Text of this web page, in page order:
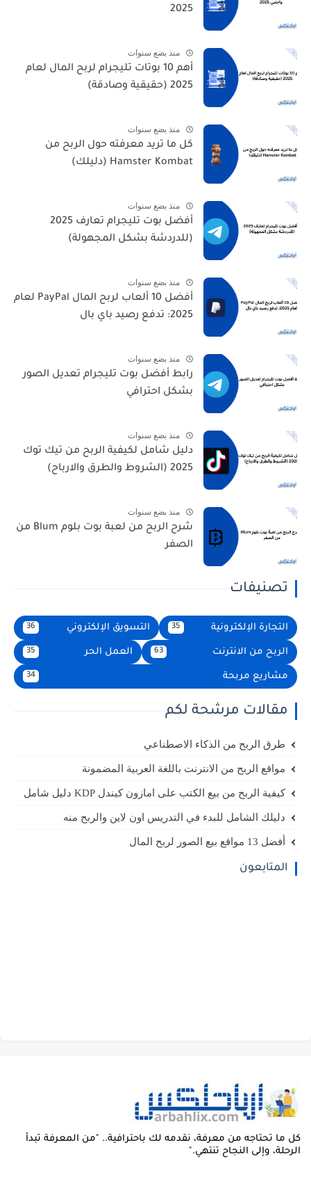
2025
منذ بضع سنوات
أهم 10 بوتات تليجرام لربح المال لعام
2025 (حقيقية وصادقة)
منذ بضع سنوات
كل ما تريد معرفته حول الربح من
Hamster Kombat (دليلك)
منذ بضع سنوات
أفضل بوت تليجرام تعارف 2025
(للدردشة بشكل المجهولة)
منذ بضع سنوات
أفضل 10 ألعاب لربح المال PayPal لعام
2025: تدفع رصيد باي بال
منذ بضع سنوات
رابط أفضل بوت تليجرام تعديل الصور
بشكل احترافي
منذ بضع سنوات
دليل شامل لكيفية الربح من تيك توك
2025 (الشروط والطرق والارباح)
منذ بضع سنوات
شرح الربح من لعبة بوت بلوم Blum من
الصفر
تصنيفات
التجارة الإلكترونية التسويق الإلكتروني
الربح من الانترنت العمل الحر
مشاريع مربحة
مقالات مرشحة لكم
طرق الربح من الذكاء الاصطناعي
مواقع الربح من الانترنت باللغة العربية المضمونة
كيفية الربح من بيع الكتب على امازون كيندل KDP دليل شامل
دليلك الشامل للبدء في التدريس اون لاين والربح منه
أفضل 13 مواقع بيع الصور لربح المال
المتابعون
ما تحتاجه من معرفة، نقدمه لك باحترافية.. "من المعرفة تبدأ
وإلى النجاح تنتهي."